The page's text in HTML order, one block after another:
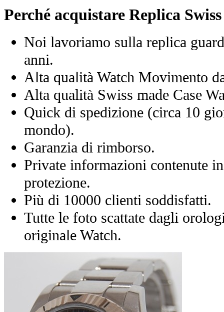
Perché acquistare Replica
Noi lavoriamo sulla replica
anni.
Alta qualità Watch Movimento
Alta qualità Swiss made Case
Quick di spedizione (circa 10
mondo).
Garanzia di rimborso.
Private informazioni contenute
protezione.
Più di 10000 clienti soddisfatti.
Tutte le foto scattate dagli
originale Watch.